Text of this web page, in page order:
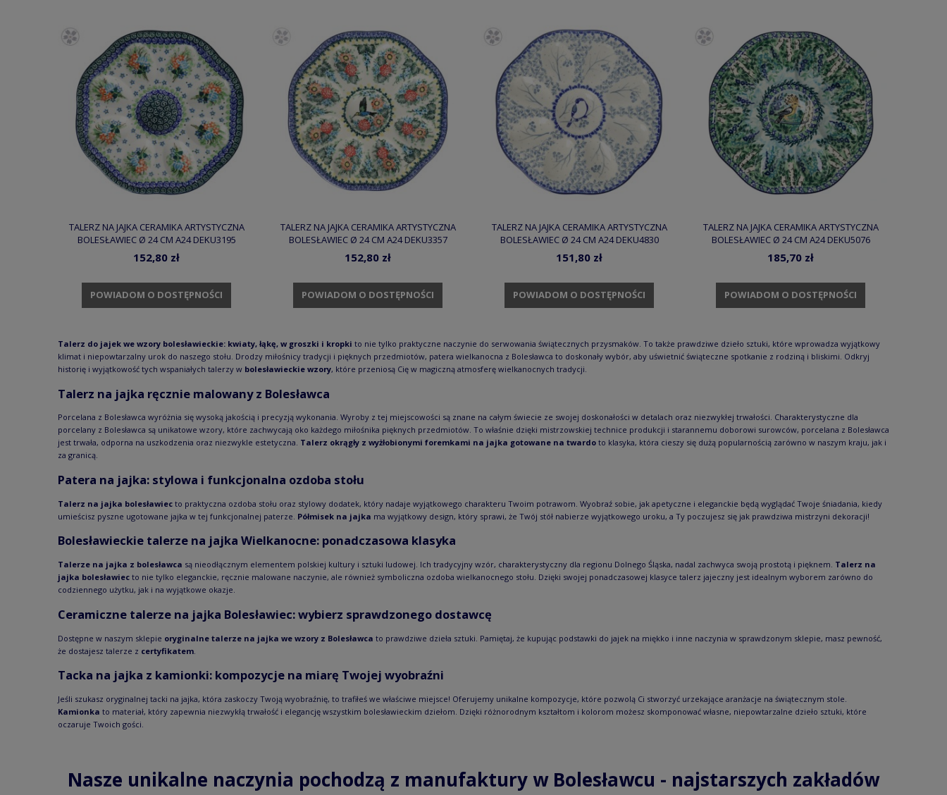
TALERZ NA JAJKA CERAMIKA ARTYSTYCZNA
BOLESŁAWIEC Ø 24 CM A24 DEKU3195
152,80 zł
POWIADOM O DOSTĘPNOŚCI
TALERZ NA JAJKA CERAMIKA ARTYSTYCZNA
BOLESŁAWIEC Ø 24 CM A24 DEKU3357
152,80 zł
POWIADOM O DOSTĘPNOŚCI
TALERZ NA JAJKA CERAMIKA ARTYSTYCZNA
BOLESŁAWIEC Ø 24 CM A24 DEKU4830
151,80 zł
POWIADOM O DOSTĘPNOŚCI
TALERZ NA JAJKA CERAMIKA ARTYSTYCZNA
BOLESŁAWIEC Ø 24 CM A24 DEKU5076
185,70 zł
POWIADOM O DOSTĘPNOŚCI
Talerz do jajek we wzory bolesławieckie: kwiaty, łąkę, w groszki i kropki to nie tylko praktyczne naczynie do serwowania świątecznych przysmaków. To także prawdziwe dzieło sztuki, które wprowadza wyjątkowy
klimat i niepowtarzalny urok do naszego stołu. Drodzy miłośnicy tradycji i pięknych przedmiotów, patera wielkanocna z Bolesławca to doskonały wybór, aby uświetnić świąteczne spotkanie z rodziną i bliskimi. Odkryj
historię i wyjątkowość tych wspaniałych talerzy w bolesławieckie wzory, które przeniosą Cię w magiczną atmosferę wielkanocnych tradycji.
Talerz na jajka ręcznie malowany z Bolesławca
Porcelana z Bolesławca wyróżnia się wysoką jakością i precyzją wykonania. Wyroby z tej miejscowości są znane na całym świecie ze swojej doskonałości w detalach oraz niezwykłej trwałości. Charakterystyczne dla
porcelany z Bolesławca są unikatowe wzory, które zachwycają oko każdego miłośnika pięknych przedmiotów. To właśnie dzięki mistrzowskiej technice produkcji i starannemu doborowi surowców, porcelana z Bolesławca
jest trwała, odporna na uszkodzenia oraz niezwykle estetyczna. Talerz okrągły z wyżłobionymi foremkami na jajka gotowane na twardo to klasyka, która cieszy się dużą popularnością zarówno w naszym kraju, jak i
za granicą.
Patera na jajka: stylowa i funkcjonalna ozdoba stołu
Talerz na jajka bolesławiec to praktyczna ozdoba stołu oraz stylowy dodatek, który nadaje wyjątkowego charakteru Twoim potrawom. Wyobraź sobie, jak apetyczne i eleganckie będą wyglądać Twoje śniadania, kiedy
umieścisz pyszne ugotowane jajka w tej funkcjonalnej paterze. Półmisek na jajka ma wyjątkowy design, który sprawi, że Twój stół nabierze wyjątkowego uroku, a Ty poczujesz się jak prawdziwa mistrzyni dekoracji!
Bolesławieckie talerze na jajka Wielkanocne: ponadczasowa klasyka
Talerze na jajka z bolesławca są nieodłącznym elementem polskiej kultury i sztuki ludowej. Ich tradycyjny wzór, charakterystyczny dla regionu Dolnego Śląska, nadal zachwyca swoją prostotą i pięknem. Talerz na
jajka bolesławiec to nie tylko eleganckie, ręcznie malowane naczynie, ale również symboliczna ozdoba wielkanocnego stołu. Dzięki swojej ponadczasowej klasyce talerz jajeczny jest idealnym wyborem zarówno do
codziennego użytku, jak i na wyjątkowe okazje.
Ceramiczne talerze na jajka Bolesławiec: wybierz sprawdzonego dostawcę
Dostępne w naszym sklepie oryginalne talerze na jajka we wzory z Bolesławca to prawdziwe dzieła sztuki. Pamiętaj, że kupując podstawki do jajek na miękko i inne naczynia w sprawdzonym sklepie, masz pewność,
że dostajesz talerze z certyfikatem
Tacka na jajka z kamionki: kompozycje na miarę Twojej wyobraźni
Jeśli szukasz oryginalnej tacki na jajka, która zaskoczy Twoją wyobraźnię, to trafiłeś we właściwe miejsce! Oferujemy unikalne kompozycje, które pozwolą Ci stworzyć urzekające aranżacje na świątecznym stole.
Kamionka to materiał, który zapewnia niezwykłą trwałość i elegancję wszystkim bolesławieckim dziełom. Dzięki różnorodnym kształtom i kolorom możesz skomponować własne, niepowtarzalne dzieło sztuki, które
oczaruje Twoich gości.
Nasze unikalne naczynia pochodzą z manufaktury w Bolesławcu - najstarszych zakładów